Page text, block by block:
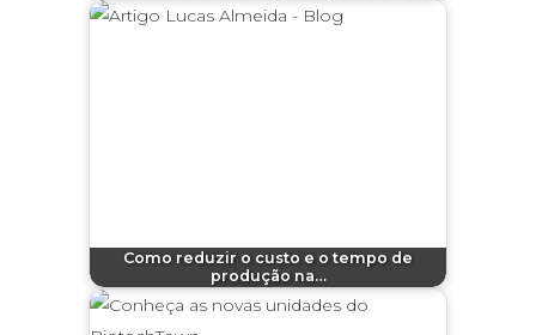
Como reduzir o custo e o tempo de
produção na…